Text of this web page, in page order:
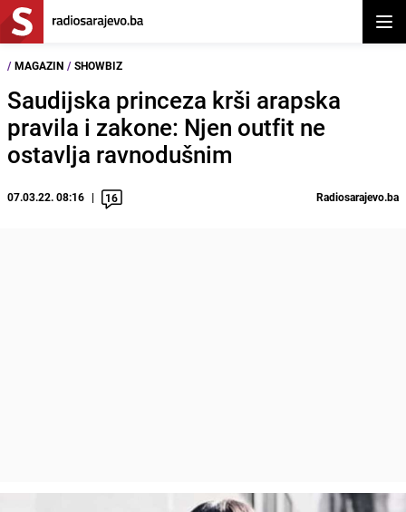
/ MAGAZIN / SHOWBIZ
Saudijska princeza krši arapska
pravila i zakone: Njen outfit ne
ostavlja ravnodušnim
07.03.22. 08:16 16 Radiosarajevo.ba